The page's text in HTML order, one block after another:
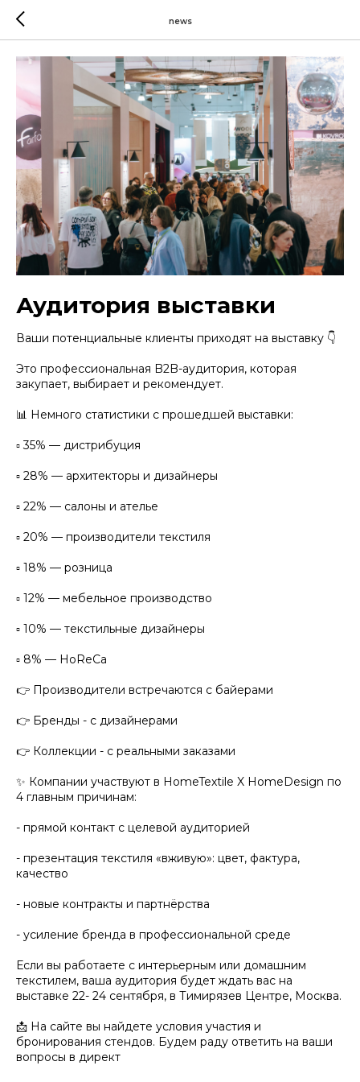
news
Аудитория выставки
Ваши потенциальные клиенты приходят на выставку 👇
Это профессиональная B2B-аудитория, которая
закупает, выбирает и рекомендует.
📊 Немного статистики с прошедшей выставки:
▫️ 35% — дистрибуция
▫️ 28% — архитекторы и дизайнеры
▫️ 22% — салоны и ателье
▫️ 20% — производители текстиля
▫️ 18% — розница
▫️ 12% — мебельное производство
▫️ 10% — текстильные дизайнеры
▫️ 8% — HoReCa
👉 Производители встречаются с байерами
👉 Бренды - с дизайнерами
👉 Коллекции - с реальными заказами
✨ Компании участвуют в HomeTextile X HomeDesign по
4 главным причинам:
- прямой контакт с целевой аудиторией
- презентация текстиля «вживую»: цвет, фактура,
качество
- новые контракты и партнёрства
- усиление бренда в профессиональной среде
Если вы работаете с интерьерным или домашним
текстилем, ваша аудитория будет ждать вас на
выставке 22- 24 сентября, в Тимирязев Центре, Москва.
📩 На сайте вы найдете условия участия и
бронирования стендов. Будем раду ответить на ваши
вопросы в директ